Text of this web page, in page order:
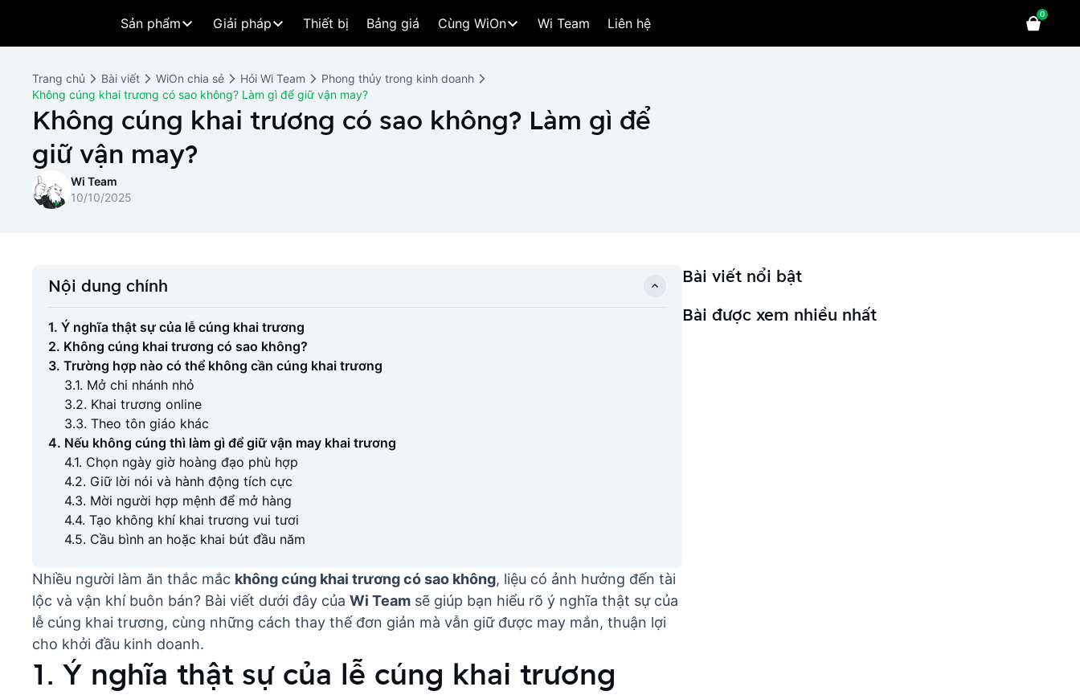
Sản phẩm Giải pháp Thiết bị Bảng giá Cùng WiOn Wi Team Liên hệ
0
Trang chủ Bài viết WiOn chia sẻ Hỏi Wi Team
Phong thủy trong kinh doanh
Không cúng khai trương có sao không? Làm gì để giữ vận may?
Không cúng khai trương có sao không? Làm gì để
giữ vận may?
Wi Team
10/10/2025
Nội dung chính
1. Ý nghĩa thật sự của lễ cúng khai trương
2. Không cúng khai trương có sao không?
3. Trường hợp nào có thể không cần cúng khai trương
3.1. Mở chi nhánh nhỏ
3.2. Khai trương online
3.3. Theo tôn giáo khác
4. Nếu không cúng thì làm gì để giữ vận may khai trương
4.1. Chọn ngày giờ hoàng đạo phù hợp
4.2. Giữ lời nói và hành động tích cực
4.3. Mời người hợp mệnh để mở hàng
4.4. Tạo không khí khai trương vui tươi
4.5. Cầu bình an hoặc khai bút đầu năm
Nhiều người làm ăn thắc mắc không cúng khai trương có sao không, liệu có ảnh hưởng đến tài
lộc và vận khí buôn bán? Bài viết dưới đây của Wi Team sẽ giúp bạn hiểu rõ ý nghĩa thật sự của
lễ cúng khai trương, cùng những cách thay thế đơn giản mà vẫn giữ được may mắn, thuận lợi
cho khởi đầu kinh doanh.
1. Ý nghĩa thật sự của lễ cúng khai trương
Bài viết nổi bật
Bài được xem nhiều nhất